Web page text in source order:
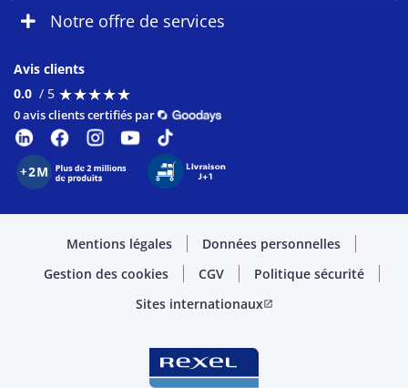
Notre offre de services
Avis clients
0.0 / 5 ★★★★★
★★★★★
0 avis clients certifiés par
Mentions légales
Données personnelles
Gestion des cookies
CGV
Politique sécurité
Sites internationauxopen_in_new